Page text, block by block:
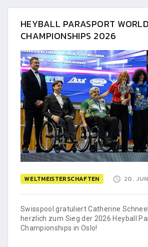
HEYBALL PARASPORT WORLD
CHAMPIONSHIPS 2026
WELTMEISTERSCHAFTEN 20.
Swisspool gratuliert Catherine
herzlich zum Sieg der 2026 Heyball
Championships in Oslo!